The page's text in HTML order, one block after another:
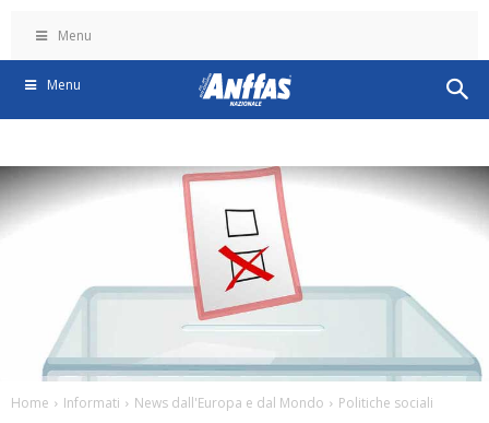
Menu
Menu
Home Informati News dall'Europa e dal Mondo Politiche sociali